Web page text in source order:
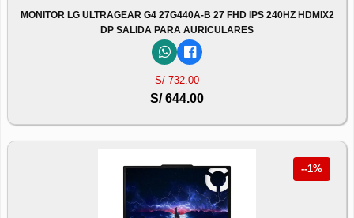
MONITOR LG ULTRAGEAR G4 27G440A-B 27 FHD IPS 240HZ HDMIX2
DP SALIDA PARA AURICULARES
S/ 732.00
S/ 644.00
--1%